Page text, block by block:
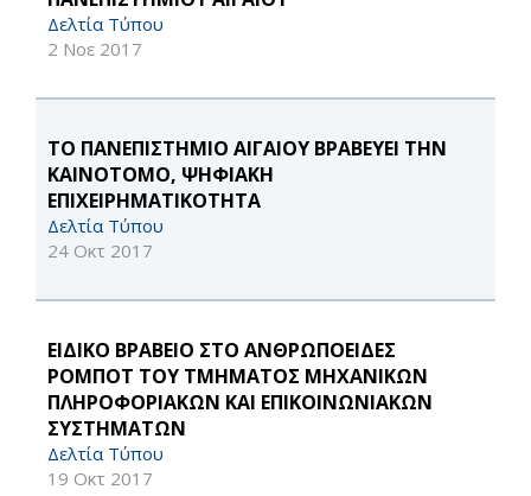
Δελτία Τύπου
2 Νοε 2017
TO ΠΑΝΕΠΙΣΤΗΜΙΟ ΑΙΓΑΙΟΥ ΒΡΑΒΕΥΕΙ ΤΗΝ
ΚΑΙΝΟΤΟΜΟ, ΨΗΦΙΑΚΗ
ΕΠΙΧΕΙΡΗΜΑΤΙΚΟΤΗΤΑ
Δελτία Τύπου
24 Οκτ 2017
EΙΔΙΚΟ ΒΡΑΒΕΙΟ ΣΤΟ ΑΝΘΡΩΠΟΕΙΔΕΣ
ΡΟΜΠΟΤ ΤΟΥ ΤΜΗΜΑΤΟΣ ΜΗΧΑΝΙΚΩΝ
ΠΛΗΡΟΦΟΡΙΑΚΩΝ ΚΑΙ ΕΠΙΚΟΙΝΩΝΙΑΚΩΝ
ΣΥΣΤΗΜΑΤΩΝ
Δελτία Τύπου
19 Οκτ 2017